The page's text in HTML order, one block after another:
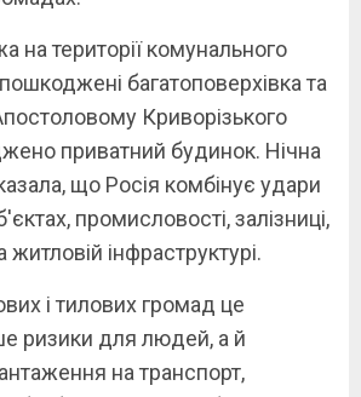
на території комунального
багатоповерхівка та
Криворізького
приватний будинок. Нічна
що Росія комбінує удари
промисловості, залізниці,
житловій інфраструктурі.
і тилових громад це
ризики для людей, а й
на транспорт,